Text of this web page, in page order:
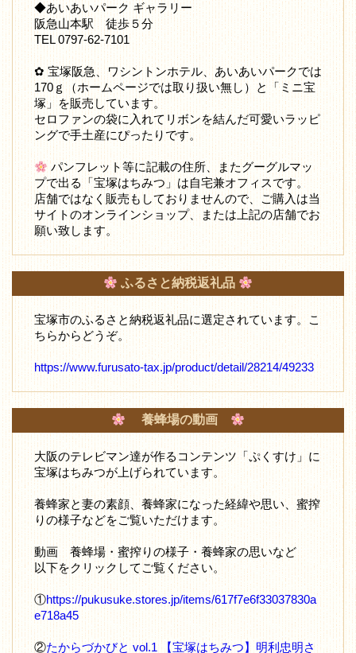
◆あいあいパーク ギャラリー
阪急山本駅 徒歩５分
TEL 0797-62-7101
✿ 宝塚阪急、ワシントンホテル、あいあいパークでは
170ｇ（ホームページでは取り扱い無し）と「ミニ宝
塚」を販売しています。
セロファンの袋に入れてリボンを結んだ可愛いラッピ
ングで手土産にぴったりです。
パンフレット等に記載の住所、またグーグルマッ
プで出る「宝塚はちみつ」は自宅兼オフィスです。
店舗ではなく販売もしておりませんので、ご購入は当
サイトのオンラインショップ、または上記の店舗でお
願い致します。
ふるさと納税返礼品
宝塚市のふるさと納税返礼品に選定されています。こ
ちらからどうぞ。
https://www.furusato-tax.jp/product/detail/28214/49233
養蜂場の動画
大阪のテレビマン達が作るコンテンツ「ぷくすけ」に
宝塚はちみつが上げられています。
養蜂家と妻の素顔、養蜂家になった経緯や思い、蜜搾
りの様子などをご覧いただけます。
動画 養蜂場・蜜搾りの様子・養蜂家の思いなど
以下をクリックしてご覧ください。
①https://pukusuke.stores.jp/items/617f7e6f33037830a
e718a45
②たからづかびと vol.1 【宝塚はちみつ】明利忠明さ